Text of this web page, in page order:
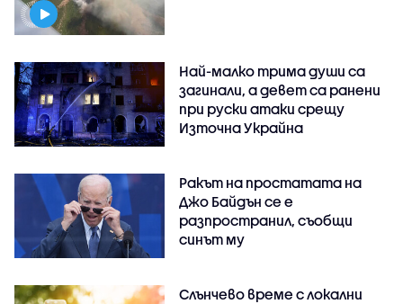
Най-малко трима души са
загинали, а девет са ранени
при руски атаки срещу
Източна Украйна
Ракът на простатата на
Джо Байдън се е
разпространил, съобщи
синът му
Слънчево време с локални